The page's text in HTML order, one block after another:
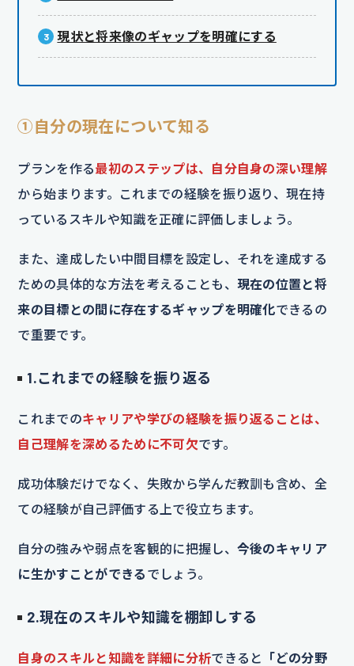
現状と将来像のギャップを明確にする
①自分の現在について知る
プランを作る最初のステップは、自分自身の深い理解
から始まります。これまでの経験を振り返り、現在持
っているスキルや知識を正確に評価しましょう。
また、達成したい中間目標を設定し、それを達成する
ための具体的な方法を考えることも、 現在の位置と将
来の目標との間に存在するギャップを明確化できるの
で重要です。
1.これまでの経験を振り返る
これまでのキャリアや学びの経験を振り返ることは、
自己理解を深めるために不可欠です。
成功体験だけでなく、失敗から学んだ教訓も含め、全
ての経験が自己評価する上で役立ちます。
自分の強みや弱点を客観的に把握し、 今後のキャリア
に生かすことができる でしょう。
2.現在のスキルや知識を棚卸しする
自身のスキルと知識を詳細に分析できると
「どの分野